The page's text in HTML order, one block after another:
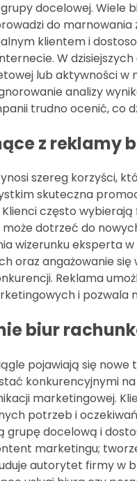
docelowej.
do
klientem i
W
lub aktywności w
analizy
trudno ocenić, co
z reklamy
szereg korzyści,
skuteczna
Klienci często
dotrzeć do
wizerunku eksperta
oraz angażowanie
Reklama
i
biur
pojawiają się
konkurencyjnymi
marketingowej.
potrzeb i
docelową i
marketingu;
autorytet firmy w